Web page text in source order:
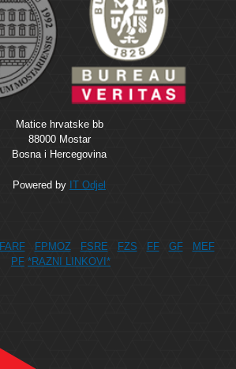
Matice hrvatske bb
88000 Mostar
Bosna i Hercegovina
Powered by IT Odjel
FARF FPMOZ FSRE FZS FF GF
MEF
PF *RAZNI LINKOVI*